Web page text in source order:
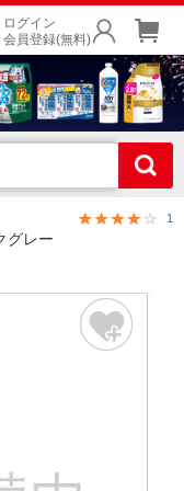
ログイン
会員登録(無料)
1
グレー